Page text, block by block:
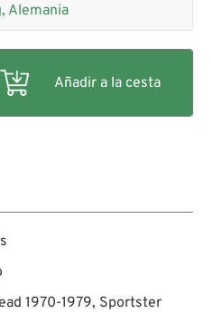
Alemania
1970-1979, Sportster